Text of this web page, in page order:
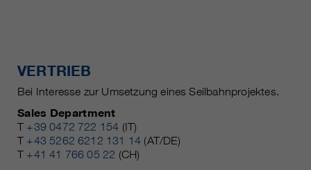
VERTRIEB
Bei Interesse zur Umsetzung eines Seilbahnprojektes.
Sales Department
T +39 0472 722 154 (IT)
T +43 5262 6212 131 14 (AT/DE)
T +41 41 766 05 22 (CH)